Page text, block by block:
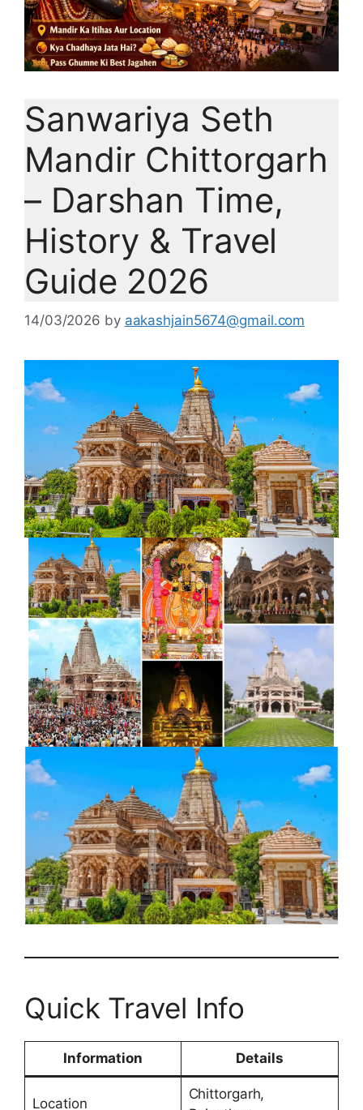
Sanwariya Seth
Mandir Chittorgarh
– Darshan Time,
History & Travel
Guide 2026
14/03/2026 by aakashjain5674@gmail.com
Quick Travel Info
Information Details
Location
Chittorgarh,